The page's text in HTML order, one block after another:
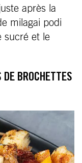
après la
milagai podi
sucré et le
BROCHETTES